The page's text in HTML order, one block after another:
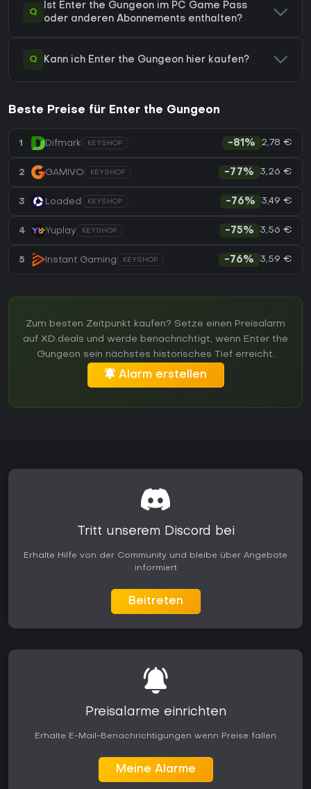
Q
Ist Enter the Gungeon im PC Game Pass
oder anderen Abonnements enthalten?
Q Kann ich Enter the Gungeon hier kaufen?
Beste Preise für Enter the Gungeon
1 Difmark KEYSHOP -81% 2,78 €
2 GAMIVO KEYSHOP -77% 3,26 €
3 Loaded KEYSHOP -76% 3,49 €
4 Yuplay KEYSHOP -75% 3,56 €
5 Instant Gaming KEYSHOP -76% 3,59 €
Zum besten Zeitpunkt kaufen? Setze einen Preisalarm
auf XD.deals und werde benachrichtigt, wenn Enter the
Gungeon sein nächstes historisches Tief erreicht.
Alarm erstellen
Tritt unserem Discord bei
Erhalte Hilfe von der Community und bleibe über Angebote
informiert
Beitreten
Preisalarme einrichten
Erhalte E-Mail-Benachrichtigungen wenn Preise fallen
Meine Alarme